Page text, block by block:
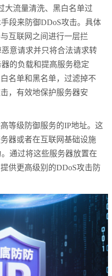
流量清洗、黑白名单过
段来防御DDoS攻击。具体
互联网之间进行一层拦
意请求并只将合法请求转
的负载和提高服务稳定
名单和黑名单，过滤掉不
，有效地保护服务器安
级防御服务的IP地址。这
器或者在互联网基础设施
通过将这些服务器放置在
供更高级别的DDoS攻击防